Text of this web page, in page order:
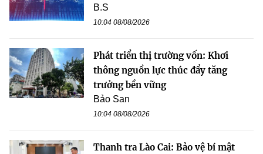
B.S
10:04 08/08/2026
Phát triển thị trường vốn: Khơi
thông nguồn lực thúc đẩy tăng
trưởng bền vững
Bảo San
10:04 08/08/2026
Thanh tra Lào Cai: Bảo vệ bí mật